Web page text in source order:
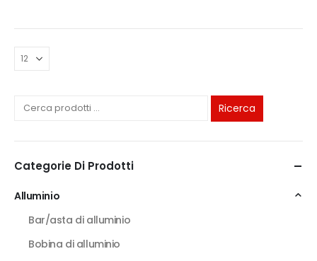
Ricerca
Categorie Di Prodotti
Alluminio
Bar/asta di alluminio
Bobina di alluminio